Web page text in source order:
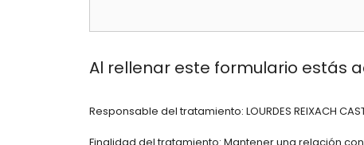
Al rellenar este formulario estás
Responsable del tratamiento: LOURDES REIXACH
Finalidad del tratamiento: Mantener una relación